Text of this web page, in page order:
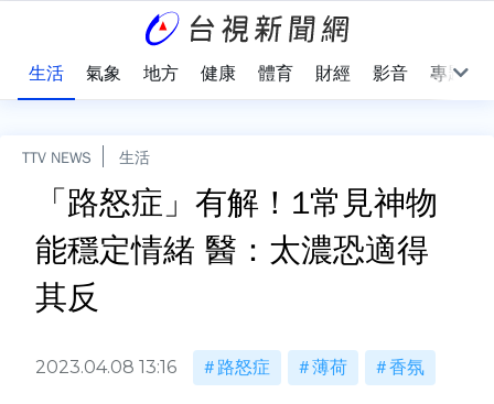
生活 氣象 地方 健康 體育 財經 影音 專題
TTV NEWS 生活
「路怒症」有解！1常見神物
能穩定情緒 醫：太濃恐適得
其反
2023.04.08 13:16 路怒症 薄荷 香氛